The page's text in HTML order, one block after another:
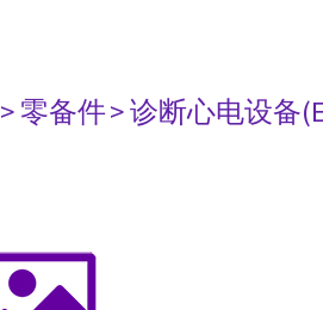
> 零备件> 诊断心电设备